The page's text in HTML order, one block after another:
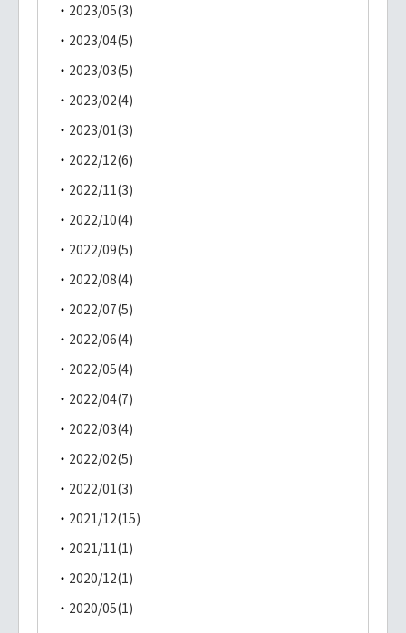
2023/05(3)
2023/04(5)
2023/03(5)
2023/02(4)
2023/01(3)
2022/12(6)
2022/11(3)
2022/10(4)
2022/09(5)
2022/08(4)
2022/07(5)
2022/06(4)
2022/05(4)
2022/04(7)
2022/03(4)
2022/02(5)
2022/01(3)
2021/12(15)
2021/11(1)
2020/12(1)
2020/05(1)